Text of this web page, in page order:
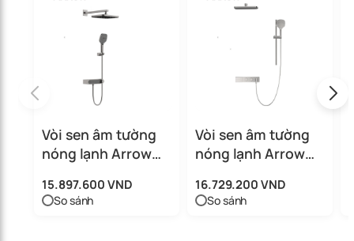
Vòi sen âm tường
nóng lạnh Arrow
15.897.600 VND
So sánh
Vòi sen âm tường
nóng lạnh Arrow
16.729.200 VND
So sánh